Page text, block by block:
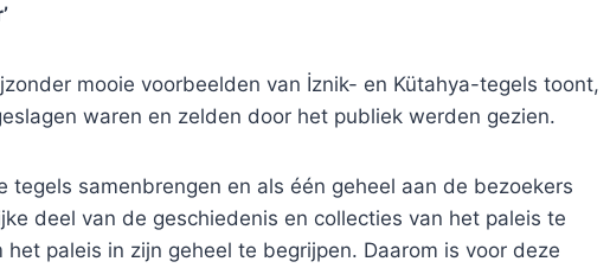
mooie voorbeelden van İznik- en Kütahya-tegels toont,
waren en zelden door het publiek werden gezien.
tegels samenbrengen en als één geheel aan de bezoekers
deel van de geschiedenis en collecties van het paleis te
paleis in zijn geheel te begrijpen. Daarom is voor deze